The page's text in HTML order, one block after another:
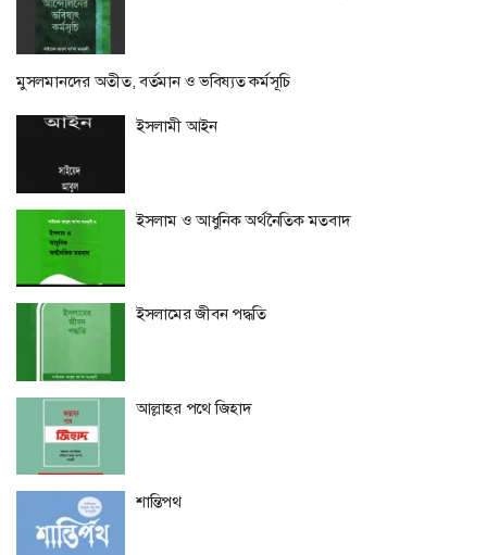
মুসলমানদের অতীত, বর্তমান ও ভবিষ্যত কর্মসূচি
ইসলামী আইন
ইসলাম ও আধুনিক অর্থনৈতিক মতবাদ
ইসলামের জীবন পদ্ধতি
আল্লাহর পথে জিহাদ
শান্তিপথ